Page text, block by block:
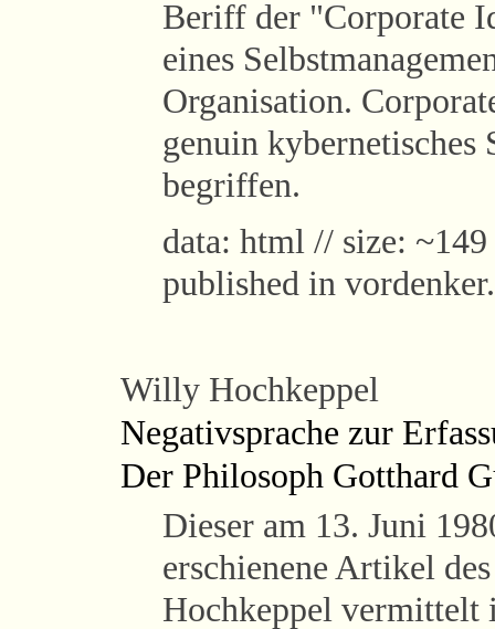
Beriff der "Corporate
eines
Organisation.
genuin kybernetisches
begriffen.
data: html // size:
published in
Willy Hochkeppel
Negativsprache zur
Der Philosoph Gotthard
Dieser am 13. Juni
erschienene Artikel
Hochkeppel vermittelt